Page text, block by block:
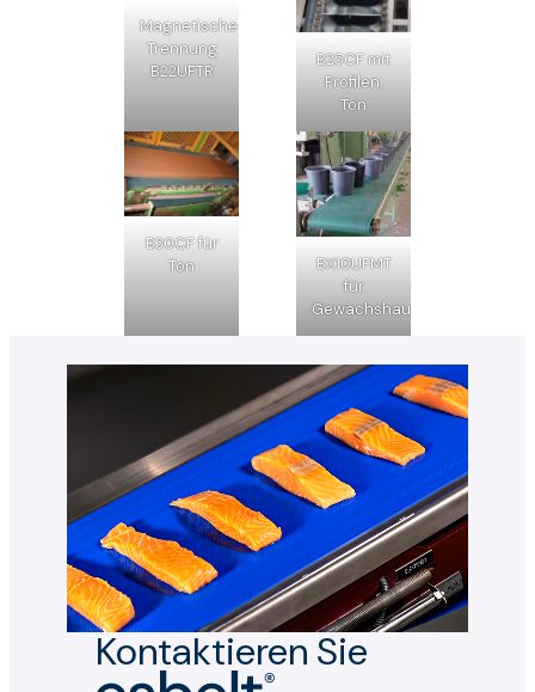
Magnetische
Trennung
B22UFTR
B25CF mit
Profilen,
Ton
B30CF für
Ton
BX10UFMT
für
Gewächshäuser
Kontaktieren Sie